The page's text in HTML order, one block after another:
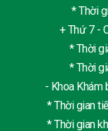
* Thời gian
+ Thứ 7 -
* Thời
* Thời gian
- Khoa Khám
* Thời gian
* Thời gian